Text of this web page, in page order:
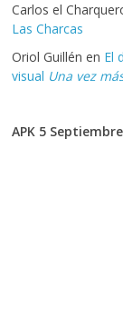
Carlos el
Las Charcas
Oriol Guillén en El
visual Una vez
APK 5 Septiembre